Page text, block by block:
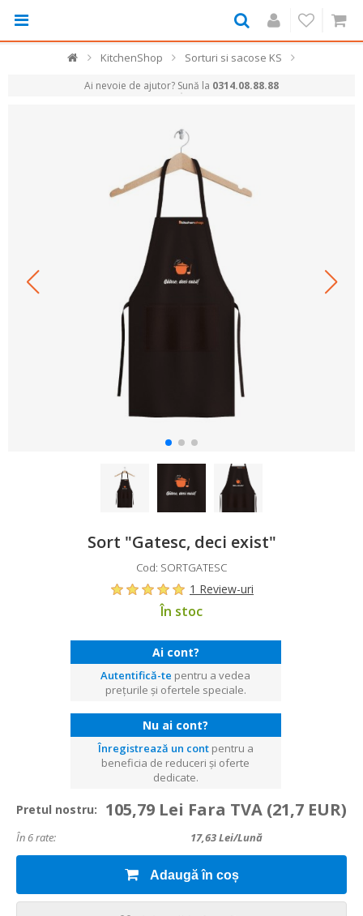
KitchenShop Sorturi si sacose KS
Ai nevoie de ajutor? Sună la 0314.08.88.88
Sort "Gatesc, deci exist"
Cod: SORTGATESC
1 Review-uri
În stoc
Ai cont?
Autentifică-te pentru a vedea
prețurile și ofertele speciale.
Nu ai cont?
Înregistrează un contpentru a
beneficia de reduceri și oferte
dedicate.
Pretul nostru: 105,79 Lei Fara TVA (21,7 EUR)
În 6 rate: 17,63Lei/lună
Adaugă în coș